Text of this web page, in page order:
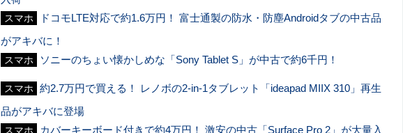
スマホ
ドコモLTE対応で約1.6万円！ 富士通製の防水・防塵Androidタブの中古品
がアキバに！
スマホ ソニーのちょい懐かしめな「Sony Tablet S」が中古で約6千円！
スマホ
約2.7万円で買える！ レノボの2-in-1タブレット「ideapad MIIX 310」再生
品がアキバに登場
スマホ
カバーキーボード付きで約4万円！ 激安の中古「Surface Pro 2」が大量入